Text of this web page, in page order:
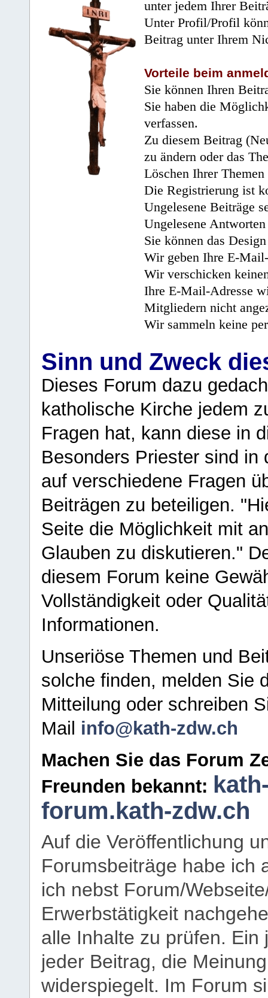
unter jedem Ihrer
Unter Profil/Profil
Beitrag unter Ihrem
Vorteile beim
Sie können Ihren
Sie haben die
verfassen.
Zu diesem Beitrag
zu ändern oder das
Löschen Ihrer
Die Registrierung ist
Ungelesene Beiträge
Ungelesene
Sie können das
Wir geben Ihre E-
Wir verschicken
Ihre E-Mail-Adresse
Mitgliedern nicht
Wir sammeln keine
Sinn und Zweck
Dieses Forum dazu
katholische Kirche jedem
Fragen hat, kann diese in
Besonders Priester sind in
auf verschiedene Fragen
Beiträgen zu beteiligen.
Seite die Möglichkeit mit
Glauben zu diskutieren."
diesem Forum keine
Vollständigkeit oder
Informationen.
Unseriöse Themen und
solche finden, melden Sie
Mitteilung oder schreiben
Mail info@kath-zdw.ch
Machen Sie das Forum
Freunden bekannt:
forum.kath-zdw.ch
Auf die Veröffentlichung
Forumsbeiträge habe ich
ich nebst Forum/
Erwerbstätigkeit
alle Inhalte zu prüfen.
jeder Beitrag, die
widerspiegelt. Im Forum